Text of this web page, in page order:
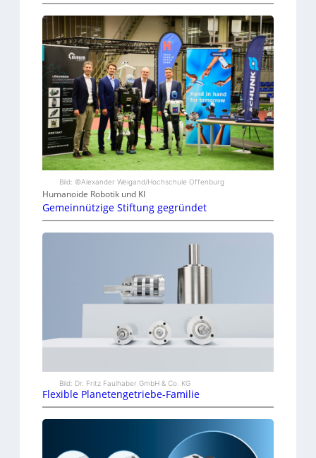
Bild: ©Alexander Weigand/Hochschule Offenburg
Humanoide Robotik und KI
Gemeinnützige Stiftung gegründet
Bild: Dr. Fritz Faulhaber GmbH & Co. KG
Flexible Planetengetriebe-Familie